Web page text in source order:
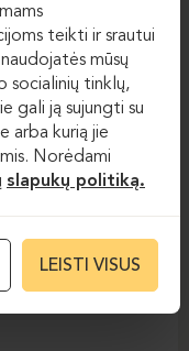
teikti ir srautui
mūsų
socialinių tinklų,
gali ją sujungti su
arba kurią jie
Norėdami
slapukų politiką.
LEISTI VISUS